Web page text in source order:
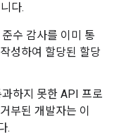
다.
수 감사를 이미 통
성하여 할당된 할당
하지 못한 API 프로
부된 개발자는 이
.